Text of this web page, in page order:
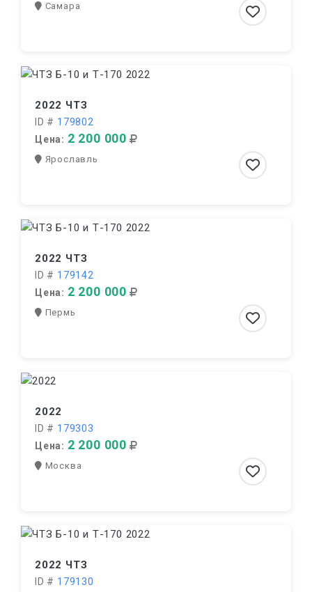
Самара
2022 ЧТЗ
ID # 179802
Цена: 2 200 000
Ярославль
2022 ЧТЗ
ID # 179142
Цена: 2 200 000
Пермь
2022
ID # 179303
Цена: 2 200 000
Москва
2022 ЧТЗ
ID # 179130